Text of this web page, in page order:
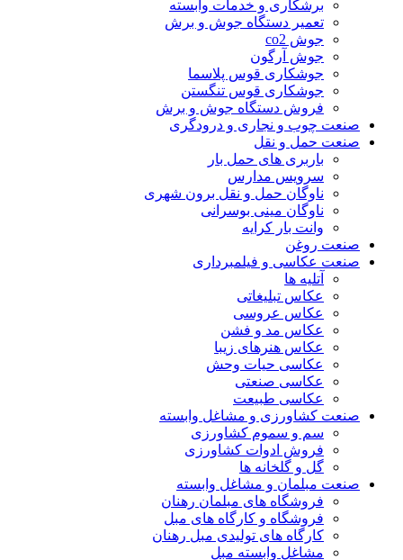
برشکاری و خدمات وابسته
تعمیر دستگاه جوش و برش
جوش co2
جوش آرگون
جوشکاری قوس پلاسما
جوشکاری قوس تنگستن
فروش دستگاه جوش و برش
صنعت چوب و نجاری و درودگری
صنعت حمل و نقل
باربری های حمل بار
سرویس مدارس
ناوگان حمل و نقل برون شهری
ناوگان مینی بوسرانی
وانت بار کرایه
صنعت روغن
صنعت عکاسی و فیلمبرداری
آتلیه ها
عکاس تبلیغاتی
عکاس عروسی
عکاس مد و فشن
عکاس هنرهای زیبا
عکاسی حیات وحش
عکاسی صنعتی
عکاسی طبیعت
صنعت کشاورزی و مشاغل وابسته
سم و سموم کشاورزی
فروش ادوات کشاورزی
گل و گلخانه ها
صنعت مبلمان و مشاغل وابسته
فروشگاه های مبلمان رهنان
فروشگاه و کارگاه های مبل
کارگاه های تولیدی مبل رهنان
مشاغل وابسته مبل